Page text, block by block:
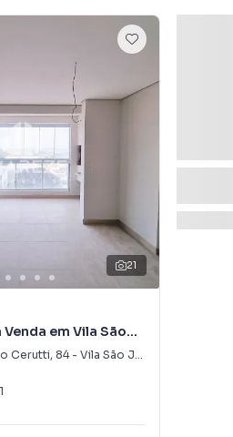
21
em Vila São
Cerutti, 84- Vila São José